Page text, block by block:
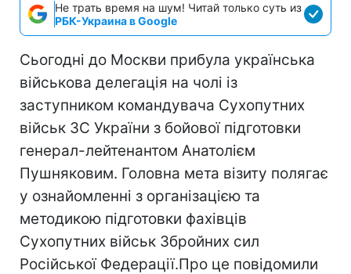
Не трать время на шум! Читай только суть из
РБК-Украина в Google
Сьогоднi до Москви прибула українська
військова делегація на чолі із
заступником командувача Сухопутних
військ ЗС України з бойової підготовки
генерал-лейтенантом Анатолієм
Пушняковим. Головна мета візиту полягає
у ознайомленні з організацією та
методикою підготовки фахівців
Сухопутних військ Збройних сил
Російської Федерації.Про це повiдомили